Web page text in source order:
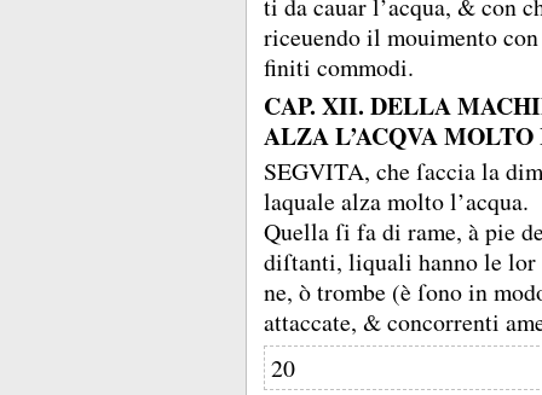
ti da cauar l’acqua, &con
riceuendo il mouimento
finiti commodi.
CAP. XII. DELLA
ALZA L’ACQVA
SEGVITA, che ſaccia la
laquale alza molto l’acqua.
Quella ſi fa di rame, à pie
diſtanti, liquali hanno le lor
ne, ò trombe (è ſono in
attaccate, &concorrenti
20